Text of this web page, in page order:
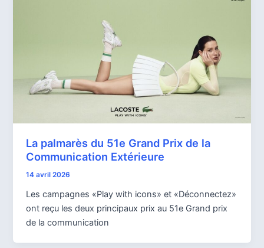
La palmarès du 51e Grand Prix de la
Communication Extérieure
14 avril 2026
Les campagnes «Play with icons» et «Déconnectez»
ont reçu les deux principaux prix au 51e Grand prix
de la communication